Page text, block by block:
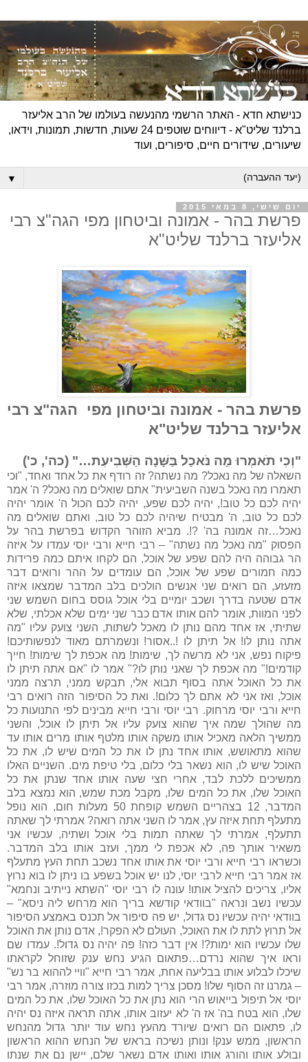
כנישתא חדא - האתר הרשמי מהנעשה בעולמו של הרב אליעזר
ברלנד שליט"א - דיווחים שוטפים 24 שעות, חדשות, תמונות, וידאו,
שיעורים, שידורים חיים, סיפורים, ועוד
▼
יום שישי, 8 במאי 2015
פרשת בהר - אמונה וביטחון מפי הגה"צ רבי
אליעזר ברלנד שליט"א
פרשת בהר - אמונה וביטחון מפי הגה"צ רבי
אליעזר ברלנד שליט"א
"וְכִי תֹאמְרוּ מַה נֹּאכַל בַּשָּׁנָה הַשְּׁבִיעִת…" (כה', כ')
השאלה של מה נאכל? מה נשתה? זה רודף את כל אחד ואחד, "וכי
תאמרו מה נאכל בשנה השביעית" אתם שואלים מה נאכל? ה' אמר
יהיה לכם כל טוב!, יהיה לכם שפע, יהיה לכם הכול ה' אומר יהיה
לכם כל טוב, ה' מבטיח שיהיה לכם כל טוב, ואתם שואלים מה
נאכל…זה אמונה בה' ?!. מביא הזוהר הקדוש בפרשת בהר על
הפסוק "מה נאכל מה נשתה" – רבי חייא ורבי יוסי עמדו על איזה
הר גבוהה היה להם שפע של אוכל, הם לקחו איתם כמה פרידות
כמה חמורים שפע של אוכל, הם עומדים על ההר ורואים דבר
מזעזע, הם רואים שני אנשים הולכים בלב המדבר שמצאו איזה
אדם שטעה בדרך ושכב יומיים בלי אוכל גוסס בחום השמש שני
לפני המוות, אומר להם אותו אדם כבר שני ימים שלא אכלתי, שלא
שתיתי, אז אחד מהם נותן לו מאכל לשתות, השני צועק עליו "מה
אתה נותן לו! אל תיתן לו !..אסור! ונשמרתם מאוד לנפשותיכם!
פיקוח נפש, אני לא מרשה לך, שימות! מה אכפת לך שימות! חייך
קודמים!" מה אכפת לך שאני נותן לו?" אמר לו "אם אתה תיתן לו
את כל האוכל אתה בסוף תבוא אלי, תבקש ממני, תרצה ממני
אוכל, ואז אני לא אתם לך כלום!. ואת כל הסיפור הזה רואים רבי
חייא ורבי יוסי מרחוק. רבי יוסי ורבי חייא מבינים לפי התנועות כל
מה שהולך שמה איך שהוא צועק עליו אל תיתן לו אוכל, והשני
ממשיך הלאה מאכיל אותו משקה אותו מלטף אותו מרים אותו עד
שהוא מתאושש, אותו אחד נתן לו את כל המים שיש לו, את כל
האוכל שיש לו, הוא נשאר בלי כלום, בלי טיפת מים. השניים האלו
ממשיכים ללכת לבד, אחרי חצי שעה אותו אחד שנתן את כל
האוכל שלו, את כל המים שלו, מקבל מכת שמש, הוא נמצא בלב
המדבר, 12 בצהריים השמש קופחת 50 מעלות חום, הוא נופל
מתעלף תחת איזה עץ, אמר לו השני אתה רואה? אמרתי לך שאתה
תתעלף, אמרתי לך שאתה תמות בלי אוכל ושתיה, עכשיו אני
משאיר אותך פה, לא אכפת לי ממך, ועזב אותו בלב המדבר.
וכשראו רבי חייא ורבי יוסי את אותו אחד נשכב תחת העץ מתעלף
אז אמר רבי חייא לרבי יוסי, לנו יש אוכל בשפע בו ניתן לו בוא נרוץ
אליו, צריכים להציל אותו! עונה לו רבי יוסי "השתא נייתיב ונחמא"
עכשיו נשב ונראה "בוודאי קודשא בריך הוא מרחש ליה ניסא" –
בוודאי יהיה עכשיו נס גדול, יש פה סיפור אל תכנס באמצע הסיפור
אל תרוץ לתת לו את האוכל, העולם לא הפקר!, אדם נותן את האוכל
שלו עכשיו הוא ימות?! אין דבר כזה! פה יהיה נס גדול!. עמדו שם
וראו איך שהוא נרדם…פתאום הגיע נחש ענק שזוחל לקראתו
שיכלו לבלוע אותו בבליעה אחת, אמר רבי חייא "וויי לההוא בר נש"
– גמרנו זה הסוף שלו! מסכן צריך למות בכזו צורה מוזרה, אמר רבי
יוסי אל תיפול בייאוש הרי הוא נתן את כל האוכל שלו, את כל המים
שלו, הוא בטח בה' אז ה' לא יעזוב אותו, אתה תראה איזה נס יהיה
לו, פתאום הם רואים שיורד מהעץ נחש עוד יותר גדול מהנחש
הראשון, ממש ענק! ונותן נשיכה בראש של הנחש ההוא הראשון
ובולע אותו והורג אותו ואותו אדם נשאר שלם, יישן נם את שנתו